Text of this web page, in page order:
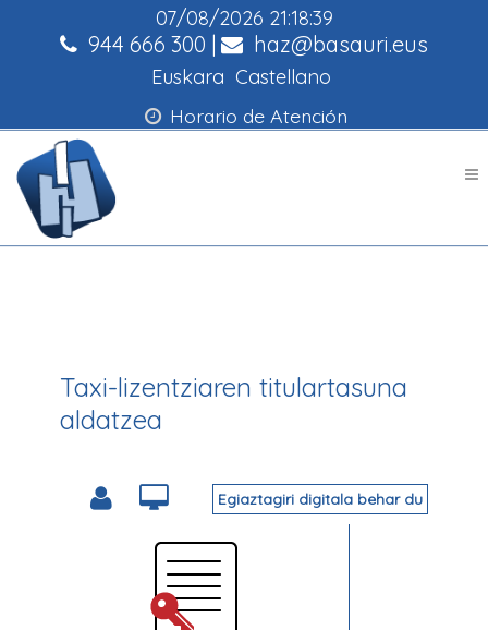
07/08/2026 21:18:39
944 666 300 | haz@basauri.eus
Euskara Castellano
Horario de Atención